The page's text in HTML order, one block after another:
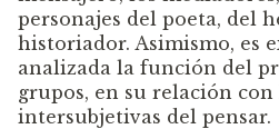
personajes del poeta, del
historiador. Asimismo, es
analizada la función del
grupos, en su relación
intersubjetivas del pensar.